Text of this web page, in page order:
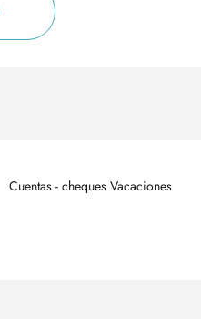
Cuentas - cheques Vacaciones